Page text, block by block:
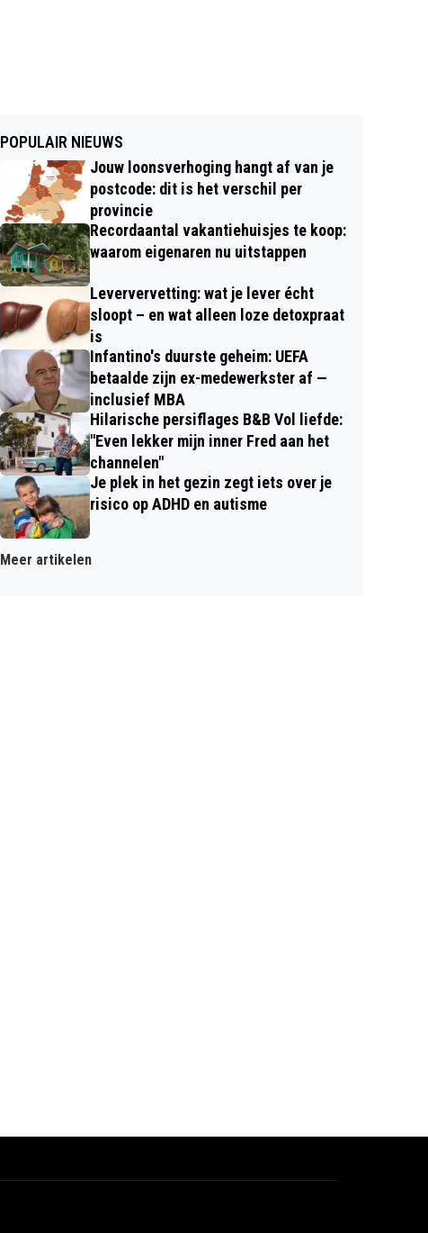
POPULAIR NIEUWS
Jouw loonsverhoging hangt af van je
postcode: dit is het verschil per
provincie
Recordaantal vakantiehuisjes te koop:
waarom eigenaren nu uitstappen
Leververvetting: wat je lever écht
sloopt – en wat alleen loze detoxpraat
is
Infantino's duurste geheim: UEFA
betaalde zijn ex-medewerkster af —
inclusief MBA
Hilarische persiflages B&B Vol liefde:
"Even lekker mijn inner Fred aan het
channelen"
Je plek in het gezin zegt iets over je
risico op ADHD en autisme
Meer artikelen